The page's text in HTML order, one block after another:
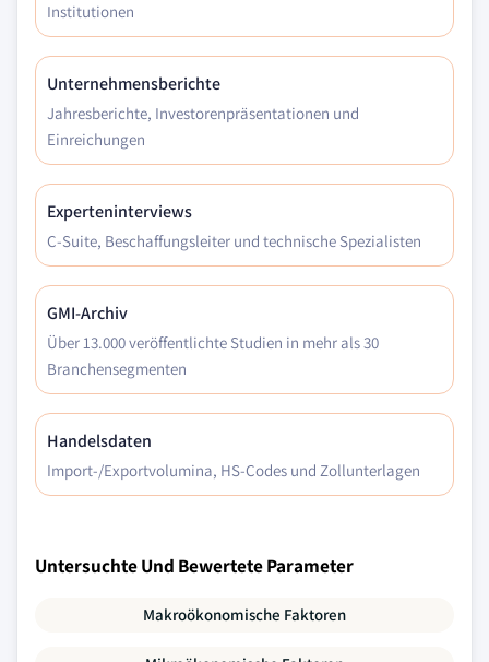
Institutionen
Unternehmensberichte
Jahresberichte, Investorenpräsentationen und
Einreichungen
Experteninterviews
C-Suite, Beschaffungsleiter und technische Spezialisten
GMI-Archiv
Über 13.000 veröffentlichte Studien in mehr als 30
Branchensegmenten
Handelsdaten
Import-/Exportvolumina, HS-Codes und Zollunterlagen
Untersuchte Und Bewertete Parameter
Makroökonomische Faktoren